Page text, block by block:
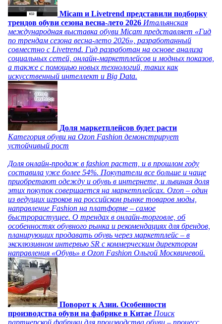
Micam и Livetrend представили подборку
трендов обуви сезона весна-лето 2026 Итальянская
международная выставка обуви Micam представляет «Гид
по трендам сезона весна-лето 2026», разработанный
совместно с Livetrend. Гид разработан на основе анализа
социальных сетей, онлайн-маркетплейсов и модных показов,
а также с помощью новых технологий, таких как
искусственный интеллект и Big Data.
Доля маркетплейсов будет расти
Категория обуви на Ozon Fashion демонстрирует
устойчивый рост
Доля онлайн-продаж в fashion растет, и в прошлом году
составила уже более 54%. Покупатели все больше и чаще
приобретают одежду и обувь в интернете, и львиная доля
этих покупок совершается на маркетплейсах. Ozon – один
из ведущих игроков на российском рынке товаров моды,
направление Fashion на платформе – самое
быстрорастущее. О трендах в онлайн-торговле, об
особенностях обувного рынка и рекомендациях для брендов,
планирующих продавать обувь через маркетплейс – в
эксклюзивном интервью SR с коммерческим директором
направления «Обувь» в Ozon Fashion Ольгой Москвичевой.
Поворот к Азии. Особенности
производства обуви на фабрике в Китае Поиск
партнерской фабрики для производства обуви – процесс